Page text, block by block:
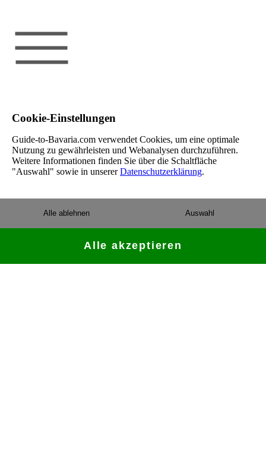
Cookie-Einstellungen
Guide-to-Bavaria.com verwendet Cookies, um eine optimale
Nutzung zu gewährleisten und Webanalysen durchzuführen.
Weitere Informationen finden Sie über die Schaltfläche
"Auswahl" sowie in unsererDatenschutzerklärung.
Auswahl
Alle ablehnen
Alle akzeptieren